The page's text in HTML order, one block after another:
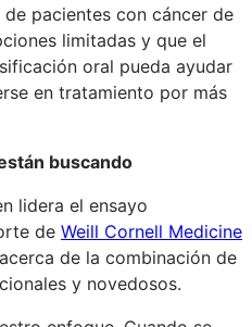
pacientes con cáncer de
limitadas y que el
oral pueda ayudar
en tratamiento por más
buscando
lidera el ensayo
de Weill Cornell Medicine
de la combinación de
y novedosos.